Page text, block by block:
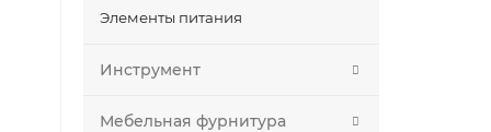
Элементы питания
Инструмент
Мебельная фурнитура